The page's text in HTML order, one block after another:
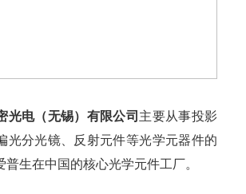
光电（无锡）有限公司 主要从事投影
光分光镜、反射元件等光学元器件的
普生在中国的核心光学元件工厂。